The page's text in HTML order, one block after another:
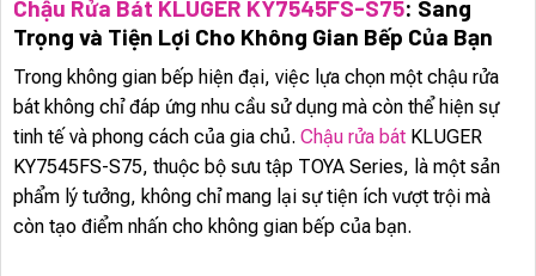
Chậu Rửa Bát KLUGER KY7545FS-S75: Sang
Trọng và Tiện Lợi Cho Không Gian Bếp Của Bạn
Trong không gian bếp hiện đại, việc lựa chọn một chậu rửa
bát không chỉ đáp ứng nhu cầu sử dụng mà còn thể hiện sự
tinh tế và phong cách của gia chủ. Chậu rửa bát KLUGER
KY7545FS-S75, thuộc bộ sưu tập TOYA Series, là một sản
phẩm lý tưởng, không chỉ mang lại sự tiện ích vượt trội mà
còn tạo điểm nhấn cho không gian bếp của bạn.